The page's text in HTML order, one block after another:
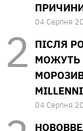
04 Серпня
ПІСЛЯ
МОЖУТЬ
04 Серпня